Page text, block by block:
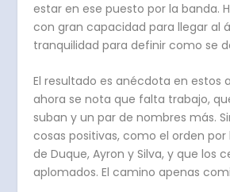
estar en ese puesto por la banda.
con gran capacidad para llegar al
tranquilidad para definir como se
El resultado es anécdota en estos
ahora se nota que falta trabajo,
suban y un par de nombres más.
cosas positivas, como el orden por
de Duque, Ayron y Silva, y que los
aplomados. El camino apenas